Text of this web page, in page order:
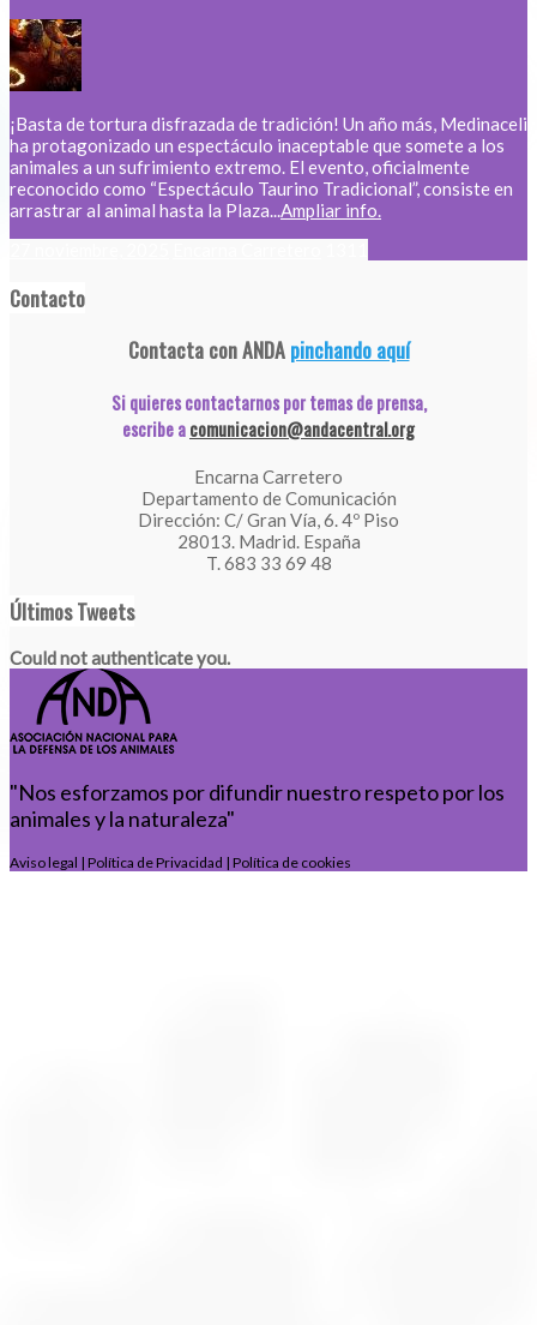
¡Basta de tortura disfrazada de tradición! Un año más, Medinaceli
ha protagonizado un espectáculo inaceptable que somete a los
animales a un sufrimiento extremo. El evento, oficialmente
reconocido como “Espectáculo Taurino Tradicional”, consiste en
arrastrar al animal hasta la Plaza...Ampliar info.
Contacto
Contacta con ANDApinchando aquí
Si quieres contactarnos por temas de prensa,
escribe acomunicacion@andacentral.org
Encarna Carretero
Departamento de Comunicación
Dirección: C/ Gran Vía, 6. 4º Piso
28013. Madrid. España
T. 683 33 69 48
Últimos Tweets
Could not authenticate you.
"Nos esforzamos por difundir nuestro respeto por los
animales y la naturaleza"
Aviso legal | Política de Privacidad | Política de cookies